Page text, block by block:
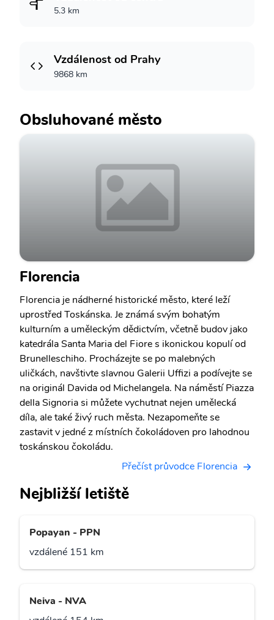
5.3 km
Vzdálenost od Prahy
9868 km
Obsluhované město
Florencia
Florencia je nádherné historické město, které leží
uprostřed Toskánska. Je známá svým bohatým
kulturním a uměleckým dědictvím, včetně budov jako
katedrála Santa Maria del Fiore s ikonickou kopulí od
Brunelleschiho. Procházejte se po malebných
uličkách, navštivte slavnou Galerii Uffizi a podívejte se
na originál Davida od Michelangela. Na náměstí Piazza
della Signoria si můžete vychutnat nejen umělecká
díla, ale také živý ruch města. Nezapomeňte se
zastavit v jedné z místních čokoládoven pro lahodnou
toskánskou čokoládu.
Přečíst průvodce Florencia
Nejbližší letiště
Popayan - PPN
vzdálené 151 km
Neiva - NVA